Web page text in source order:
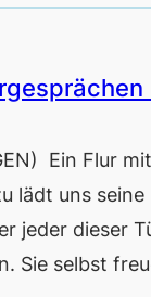
Ein Flur
lädt uns
jeder dieser
Sie selbst